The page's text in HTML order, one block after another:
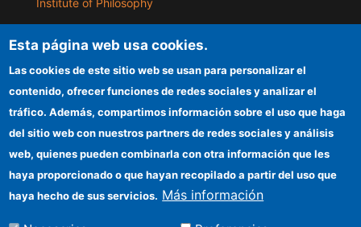
Institute of Philosophy
ILLA
Information for providers
Funding entities
Location
Esta página web usa cookies.
Las cookies de este sitio web se usan para personalizar el
contenido, ofrecer funciones de redes sociales y analizar el
tráfico. Además, compartimos información sobre el uso que haga
del sitio web con nuestros partners de redes sociales y análisis
web, quienes pueden combinarla con otra información que les
haya proporcionado o que hayan recopilado a partir del uso que
haya hecho de sus servicios. Más información